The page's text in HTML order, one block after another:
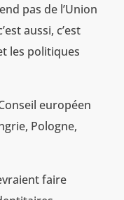
pas de l’Union
aussi, c’est
les politiques
européen
Pologne,
faire